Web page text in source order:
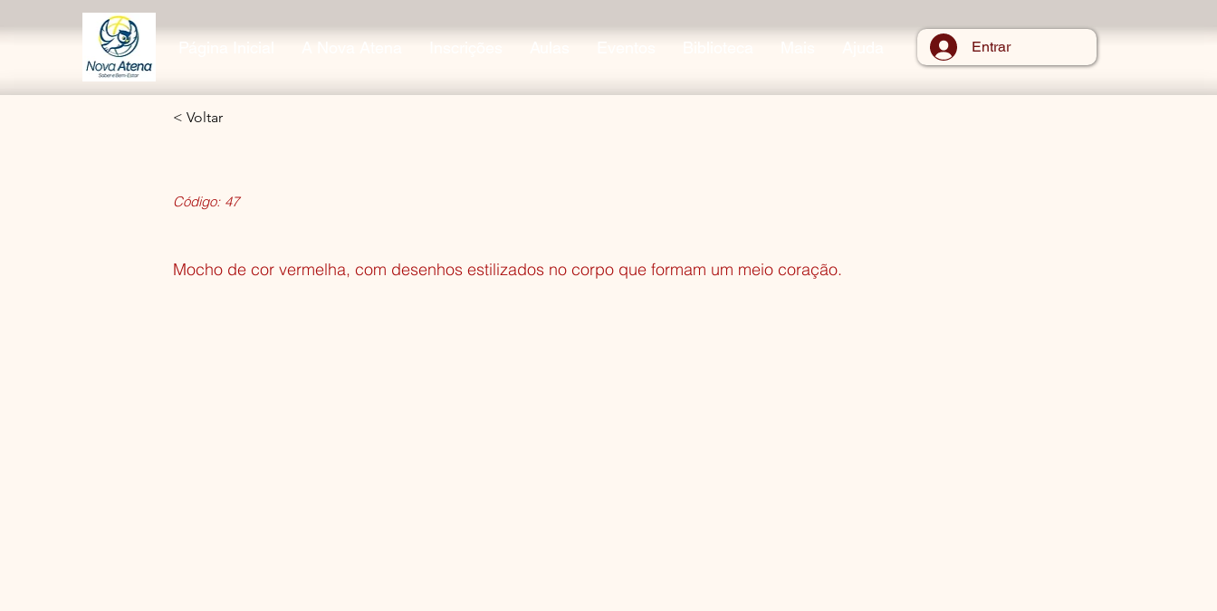
Entrar
< Voltar
Código: 47
Mocho de cor vermelha, com desenhos estilizados no corpo que formam um meio coração.